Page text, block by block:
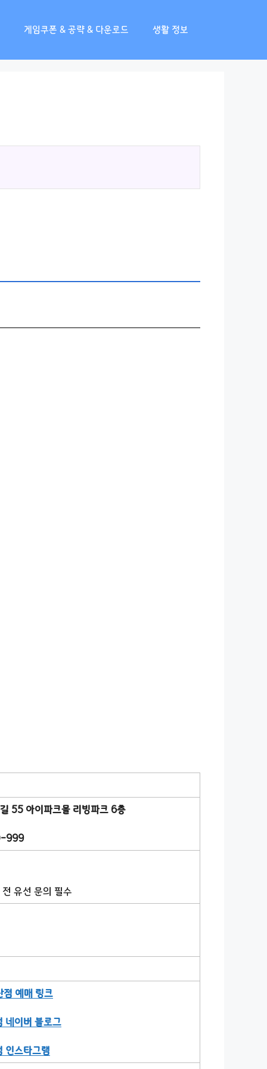
게임쿠폰 & 공략 & 다운로드 생활 정보
55 아이파크몰 리빙파크 6층
999
유선 문의 필수
예매 링크
네이버 블로그
인스타그램